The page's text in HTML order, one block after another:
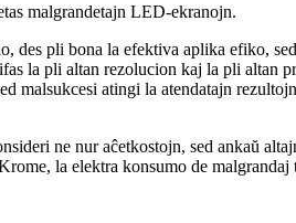
malgrandetajn LED-ekranojn.
des pli bona la efektiva aplika efiko,
la pli altan rezolucion kaj la pli altan
malsukcesi atingi la atendatajn
ne nur aĉetkostojn, sed ankaŭ
la elektra konsumo de